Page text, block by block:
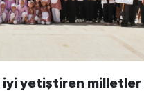
yetiştiren milletler